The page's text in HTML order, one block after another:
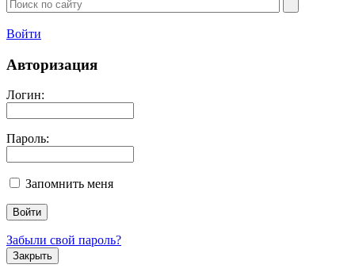
Войти
Авторизация
Логин:
Пароль:
Запомнить меня
Забыли свой пароль?
Закрыть